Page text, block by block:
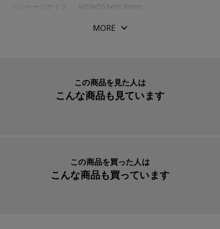
画期的な仕組み。 使った後も気持ちよく後片づけするこ
生地のポリエステルは薄くて軽く、水分を吸い込みにくく
乾きやすいことが特徴。 格子状に太い糸を織り込んだリ
ップストップ生地です。
荷物を入れて取っ手を持ち上げると、巾着のように口がキ
ュッとすぼまり自然に荷物がまとまります。
パッケージサイズ
W53xD53xH130mm
１個
ITS411-10
MORE
この商品を見た人は
こんな商品も見ています
この商品を買った人は
こんな商品も買っています